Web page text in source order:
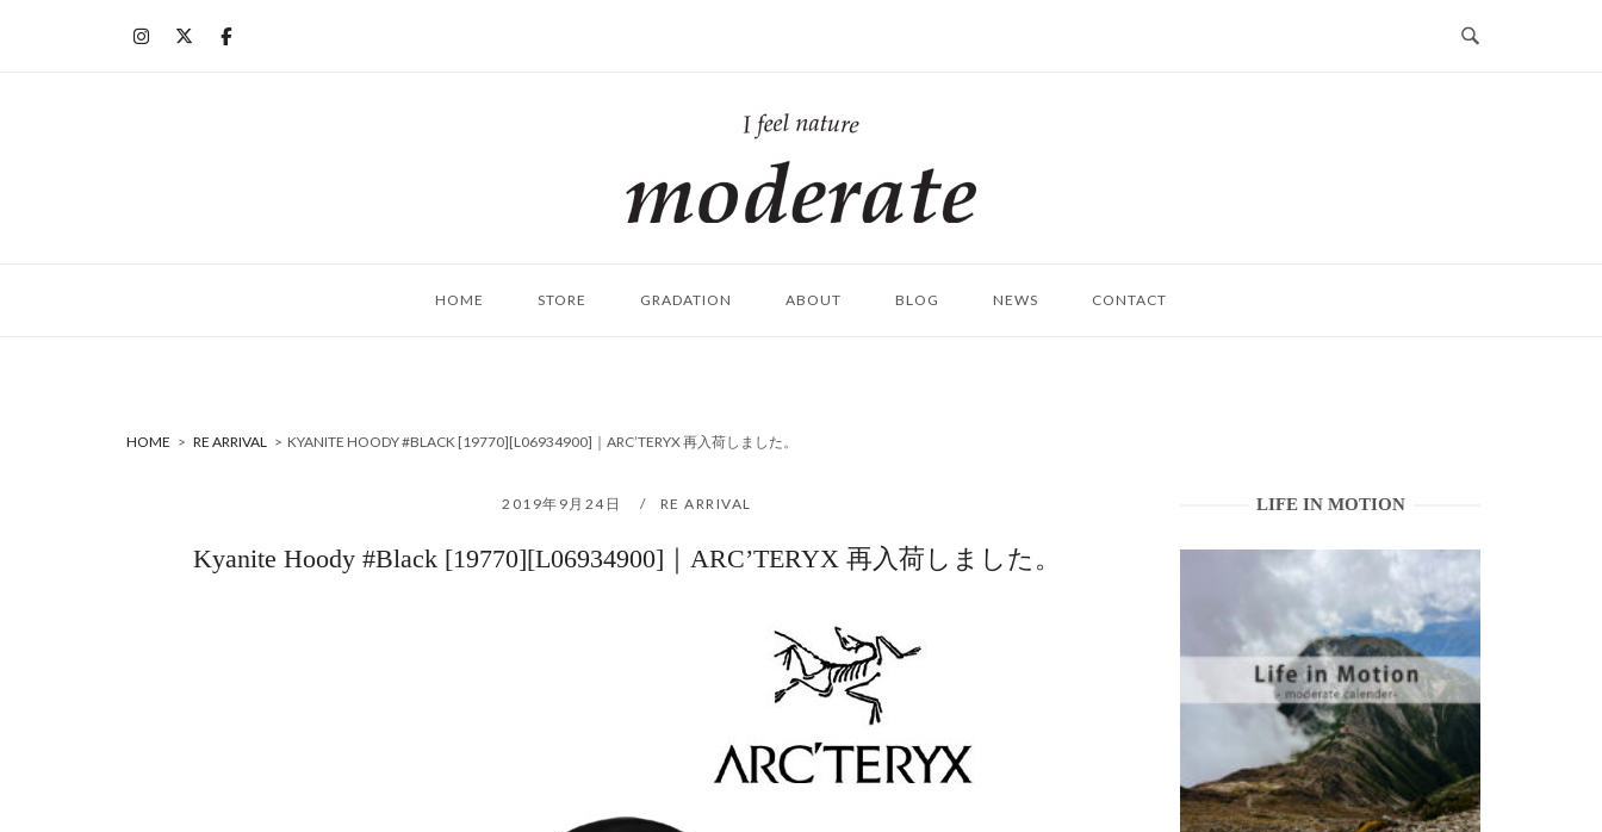
ム
HOME STORE GRADATION ABOUT BLOG NEWS CONTACT
HOME > RE ARRIVAL > KYANITE HOODY #BLACK [19770][L06934900]｜ARC’TERYX 再入荷しました。
2019年9月24日 RE ARRIVAL
Kyanite Hoody #Black [19770][L06934900]｜ARC’TERYX 再入荷しました。
LIFE IN MOTION